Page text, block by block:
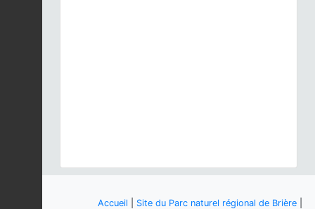
Accueil Site du Parc naturel régional de Brière|